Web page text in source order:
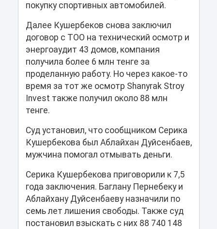
покупку спортивных автомобилей.
Далее Кушербеков снова заключил
договор с ТОО на технический осмотр и
энергоаудит 43 домов, компания
получила более 6 млн тенге за
проделанную работу. Но через какое-то
время за тот же осмотр Shanyrak Stroy
Invest также получил около 88 млн
тенге.
Суд установил, что сообщником Серика
Кушербекова был Аблайхан Дуйсенбаев,
мужчина помогал отмывать деньги.
Серика Кушербекова приговорили к 7,5
года заключения. Баглану Пернебеку и
Аблайхану Дуйсенбаеву назначили по
семь лет лишения свободы. Также суд
постановил взыскать с них 88 740 148